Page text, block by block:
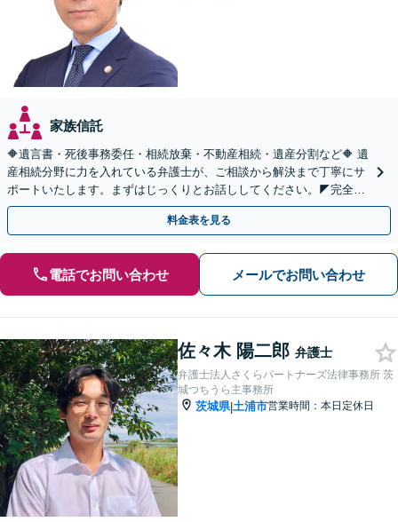
家族信託
🔶遺言書・死後事務委任・相続放棄・不動産相続・遺産分割など🔶 遺
産相続分野に力を入れている弁護士が、ご相談から解決まで丁寧にサ
ポートいたします。まずはじっくりとお話ししてください。◤完全予
約制・初回法律相談無料◢
料金表を見る
電話でお問い合わせ メールでお問い合わせ
佐々木 陽二郎 弁護士
弁護士法人さくらパートナーズ法律事務所 茨
城つちうら主事務所
茨城県|土浦市営業時間：本日定休日